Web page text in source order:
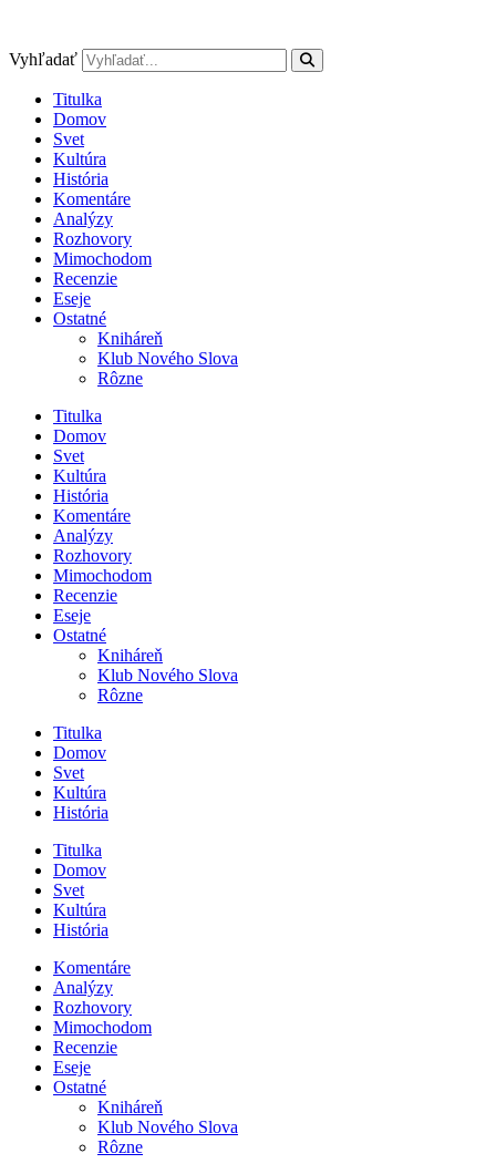
obsah
Vyhľadať
Titulka
Domov
Svet
Kultúra
História
Komentáre
Analýzy
Rozhovory
Mimochodom
Recenzie
Eseje
Ostatné
Kniháreň
Klub Nového Slova
Rôzne
Titulka
Domov
Svet
Kultúra
História
Komentáre
Analýzy
Rozhovory
Mimochodom
Recenzie
Eseje
Ostatné
Kniháreň
Klub Nového Slova
Rôzne
Titulka
Domov
Svet
Kultúra
História
Titulka
Domov
Svet
Kultúra
História
Komentáre
Analýzy
Rozhovory
Mimochodom
Recenzie
Eseje
Ostatné
Kniháreň
Klub Nového Slova
Rôzne